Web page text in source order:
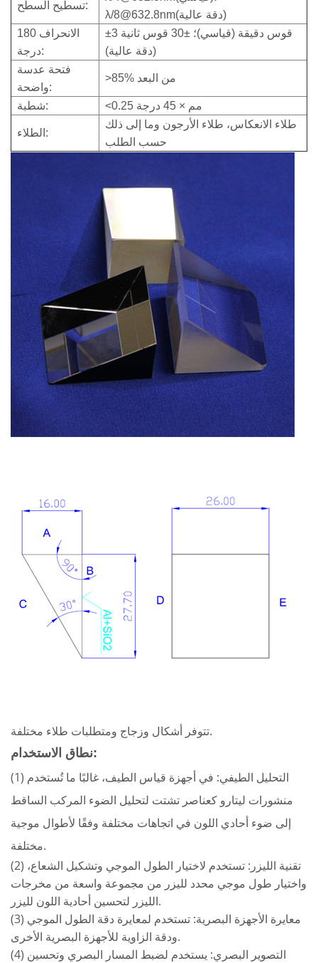
تسطيح السطح:
λ/8@632.8nm(دقة عالية)
الانحراف 180
درجة:
±3 قوس دقيقة (قياسي)؛ ±30 قوس ثانية
(دقة عالية)
فتحة عدسة
واضحة:
>85% من البعد
شطبة: <0.25 مم × 45 درجة
الطلاء:
طلاء الانعكاس، طلاء الأرجون وما إلى ذلك
حسب الطلب
تتوفر أشكال وزجاج ومتطلبات طلاء مختلفة.
نطاق الاستخدام:
(1) التحليل الطيفي: في أجهزة قياس الطيف، غالبًا ما تُستخدم
منشورات ليتارو كعناصر تشتت لتحليل الضوء المركب الساقط
إلى ضوء أحادي اللون في اتجاهات مختلفة وفقًا لأطوال موجية
مختلفة.
(2) تقنية الليزر: تستخدم لاختيار الطول الموجي وتشكيل الشعاع،
واختيار طول موجي محدد لليزر من مجموعة واسعة من مخرجات
الليزر لتحسين أحادية اللون لليزر.
(3) معايرة الأجهزة البصرية: تستخدم لمعايرة دقة الطول الموجي
ودقة الزاوية للأجهزة البصرية الأخرى.
(4) التصوير البصري: يستخدم لضبط المسار البصري وتحسين